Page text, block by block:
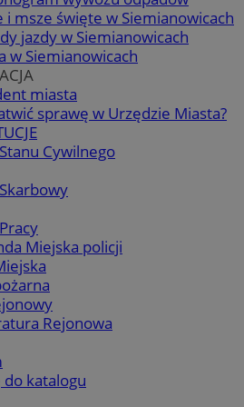
i msze święte w Siemianowicach
jazdy w Siemianowicach
w Siemianowicach
miasta
sprawę w Urzędzie Miasta?
Cywilnego
Miejska policji
Rejonowa
katalogu